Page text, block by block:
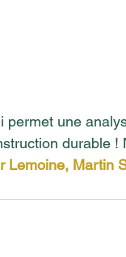
permet une
durable
Lemoine, Martin